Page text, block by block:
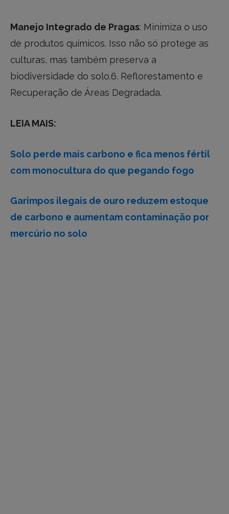
Manejo Integrado de Pragas: Minimiza o uso
de produtos químicos. Isso não só protege as
culturas, mas também preserva a
biodiversidade do solo.6. Reflorestamento e
Recuperação de Áreas Degradada.
LEIA MAIS:
Solo perde mais carbono e fica menos fértil
com monocultura do que pegando fogo
Garimpos ilegais de ouro reduzem estoque
de carbono e aumentam contaminação por
mercúrio no solo